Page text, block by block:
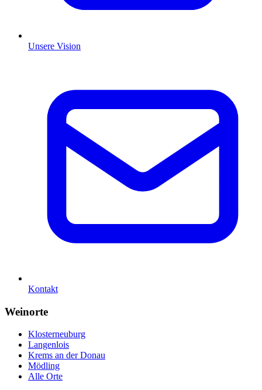
Unsere Vision
Kontakt
Weinorte
Klosterneuburg
Langenlois
Krems an der Donau
Mödling
Alle Orte